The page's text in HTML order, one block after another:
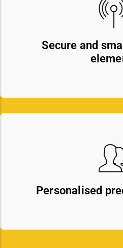
Secure and
Personalised